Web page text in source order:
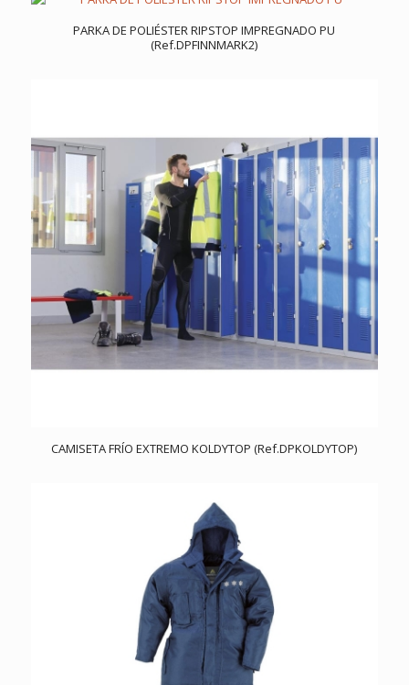
PARKA DE POLIÉSTER RIPSTOP IMPREGNADO PU
(Ref.DPFINNMARK2)
CAMISETA FRÍO EXTREMO KOLDYTOP (Ref.DPKOLDYTOP)